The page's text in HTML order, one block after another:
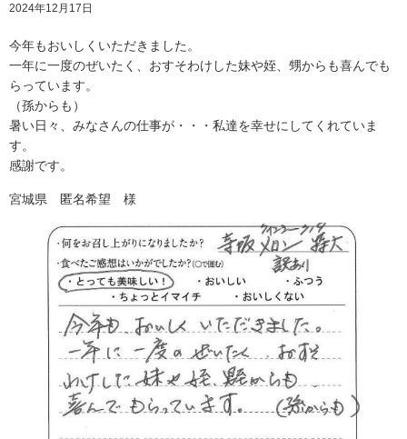
2024年12月17日
今年もおいしくいただきました。
一年に一度のぜいたく、おすそわけした妹や姪、甥からも喜んでも
らっています。
（孫からも）
暑い日々、みなさんの仕事が・・・私達を幸せにしてくれていま
す。
感謝です。
宮城県 匿名希望 様